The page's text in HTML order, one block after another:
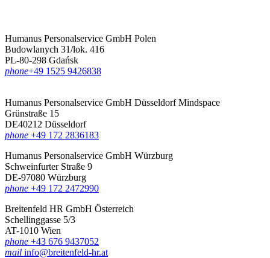
Humanus Personalservice GmbH Polen
Budowlanych 31/lok. 416
PL-80-298 Gdańsk
phone‪+49 1525 9426838‬
Humanus Personalservice GmbH DüsseldorfMindspace
Grünstraße 15
DE40212 Düsseldorf
phone +49 172 2836183‬
Humanus Personalservice GmbH Würzburg
Schweinfurter Straße 9
DE-97080 Würzburg
phone +49 172 2472990
Breitenfeld HR GmbH Österreich
Schellinggasse 5/3
AT-1010 Wien
phone +43 676 9437052
mail info@breitenfeld-hr.at